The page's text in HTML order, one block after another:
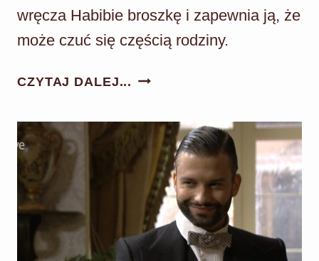
wręcza Habibie broszkę i zapewnia ją, że
może czuć się częścią rodziny.
CZYTAJ DALEJ... AKACJOWA
PABLO
WRĘCZA
HABIBIE
PREZENT!